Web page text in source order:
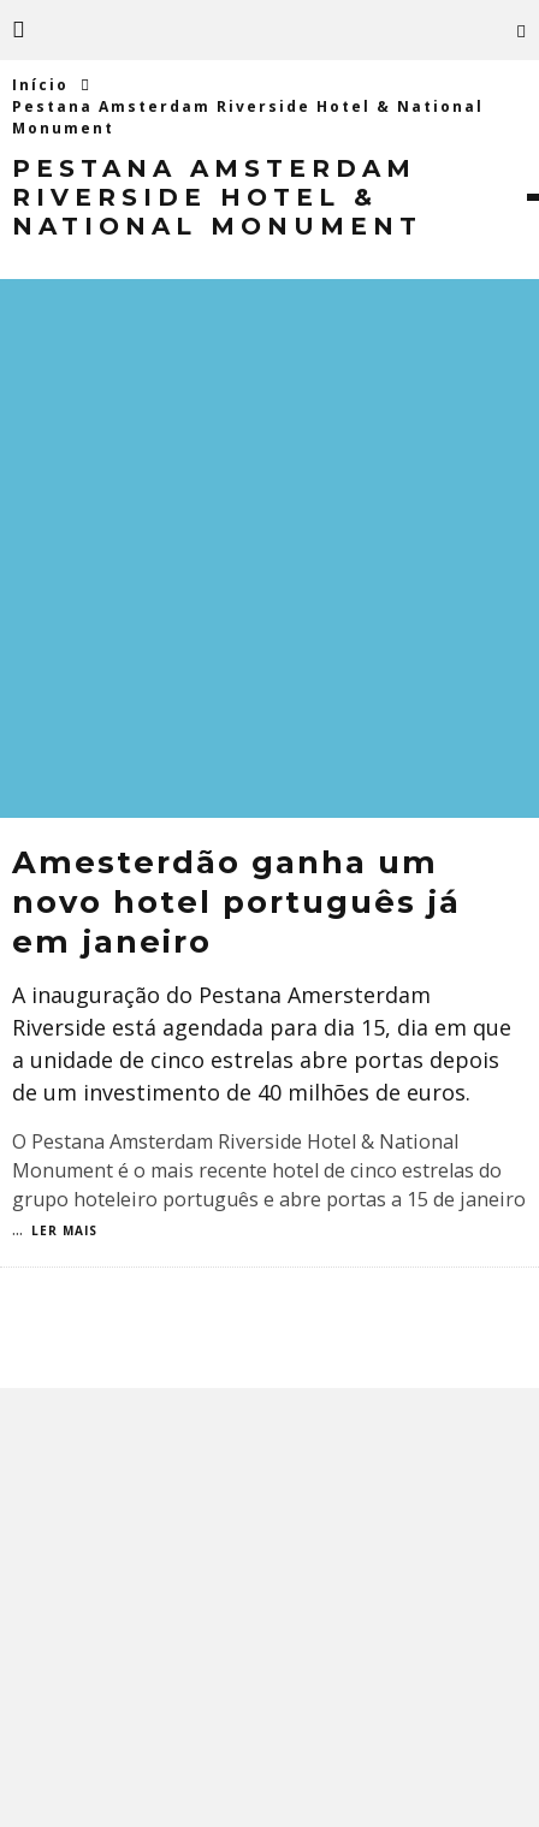
Início
Pestana Amsterdam Riverside Hotel & National
Monument
PESTANA AMSTERDAM
RIVERSIDE HOTEL &
NATIONAL MONUMENT
Amesterdão ganha um
novo hotel português já
em janeiro
A inauguração do Pestana Amersterdam
Riverside está agendada para dia 15, dia em que
a unidade de cinco estrelas abre portas depois
de um investimento de 40 milhões de euros.
O Pestana Amsterdam Riverside Hotel & National
Monument é o mais recente hotel de cinco estrelas do
grupo hoteleiro português e abre portas a 15 de janeiro
...
LER MAIS